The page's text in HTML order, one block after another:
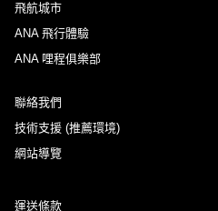
不指定時間
新增中途停留地及轉機所需時間
飛航城市
ANA 飛行體驗
ANA 哩程俱樂部
聯絡我們
技術支援 (推薦環境)
網站導覽
運送條款